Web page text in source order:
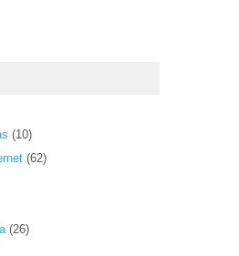
(10)
(62)
(26)